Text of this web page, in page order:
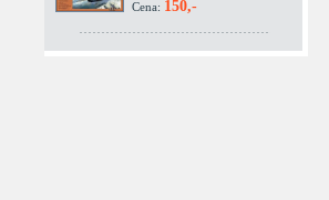
Cena: 150,-